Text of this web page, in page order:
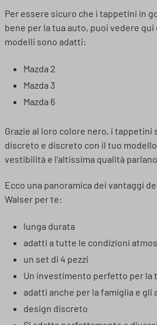
Per essere sicuro che i tappetini in
bene per la tua auto, puoi vedere
modelli sono adatti:
Mazda 2
Mazda 3
Mazda 6
Grazie al loro colore nero, i tappetini
discreto e discreto con il tuo
vestibilità e l'altissima qualità parlano
Ecco una panoramica dei vantaggi
Walser per te:
lunga durata
adatti a tutte le condizioni
un set di 4 pezzi
Un investimento perfetto per la
adatti anche per la famiglia e gli
design discreto